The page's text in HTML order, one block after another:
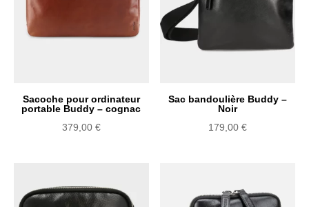
Sacoche pour ordinateur
portable Buddy – cognac
379,00 €
Sac bandoulière Buddy –
Noir
179,00€